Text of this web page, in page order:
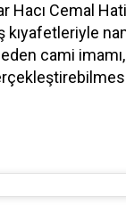
Hacı Cemal
kıyafetleriyle
cami